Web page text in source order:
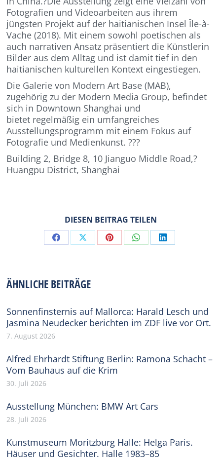
Fotografien und Videoarbeiten aus ihrem
jüngsten Projekt auf der haitianischen Insel Île-à-
Vache (2018). Mit einem sowohl poetischen als
auch narrativen Ansatz präsentiert die Künstlerin
Bilder aus dem Alltag und ist damit tief in den
haitianischen kulturellen Kontext eingestiegen.
Die Galerie von Modern Art Base (MAB),
zugehörig zu der Modern Media Group, befindet
sich in Downtown Shanghai und
bietet regelmäßig ein umfangreiches
Ausstellungsprogramm mit einem Fokus auf
Fotografie und Medienkunst. ???
Building 2, Bridge 8, 10 Jianguo Middle Road,?
Huangpu District, Shanghai
DIESEN BEITRAG TEILEN
Share Share Share Share Share
ÄHNLICHE BEITRÄGE
Sonnenfinsternis auf Mallorca: Harald Lesch und
Jasmina Neudecker berichten im ZDF live vor Ort.
7. August 2026
Alfred Ehrhardt Stiftung Berlin: Ramona Schacht –
Vom Bauhaus auf die Krim
30. Juli 2026
Ausstellung München: BMW Art Cars
28. Juli 2026
Kunstmuseum Moritzburg Halle: Helga Paris.
Häuser und Gesichter. Halle 1983–85